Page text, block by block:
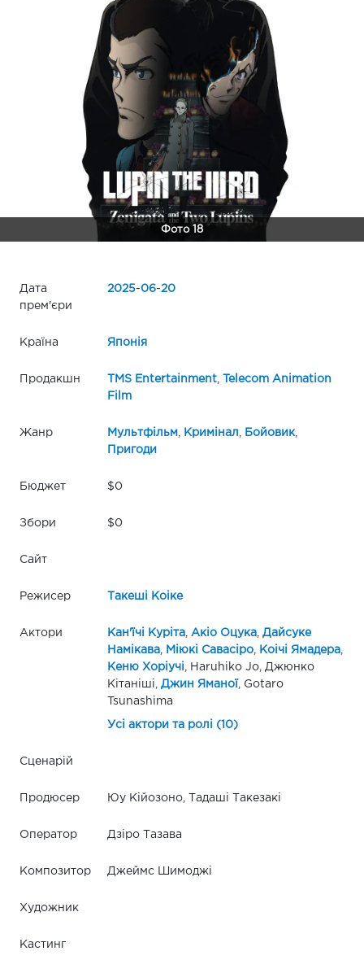
Фото 18
Дата
прем'єри
2025-06-20
Країна Японія
Продакшн TMS Entertainment,
Telecom Animation
Film
Жанр Мультфільм, Кримінал Бойовик,
Пригоди
Бюджет $0
Збори $0
Сайт
Режисер Такеші Коіке
Актори Кан'їчі Куріта, Акіо Оцука, Дайсуке
Намікава, Міюкі Савасіро, Коічі Ямадера,
Кеню Хоріучі , Haruhiko Jo, Джюнко
Кітаніші, Джин Яманої , Gotaro
Tsunashima
Усі актори та ролі (10)
Сценарій
Продюсер Юу Кійозоно, Тадаші Такезакі
Оператор Дзіро Тазава
Композитор Джеймс Шимоджі
Художник
Кастинг